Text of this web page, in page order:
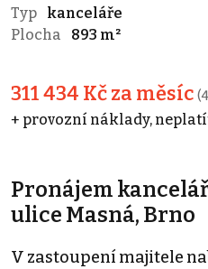
Typ
kanceláře
Plocha
893 m²
311 434 Kč za měsíc
+ provozní náklady,
Pronájem
ulice Masná, Brno
V zastoupení majitele